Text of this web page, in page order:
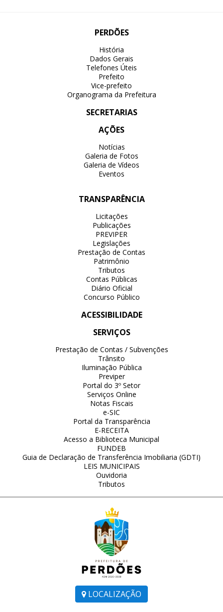
LOCALIZAÇÃO
PERDÕES
História
Dados Gerais
Telefones Úteis
Prefeito
Vice-prefeito
Organograma da Prefeitura
SECRETARIAS
AÇÕES
Notícias
Galeria de Fotos
Galeria de Vídeos
Eventos
TRANSPARÊNCIA
Licitações
Publicações
PREVIPER
Legislações
Prestação de Contas
Patrimônio
Tributos
Contas Públicas
Diário Oficial
Concurso Público
ACESSIBILIDADE
SERVIÇOS
Prestação de Contas / Subvenções
Trânsito
Iluminação Pública
Previper
Portal do 3º Setor
Serviços Online
Notas Fiscais
e-SIC
Portal da Transparência
E-RECEITA
Acesso a Biblioteca Municipal
FUNDEB
Guia de Declaração de Transferência Imobiliaria (GDTI)
LEIS MUNICIPAIS
Ouvidoria
Tributos